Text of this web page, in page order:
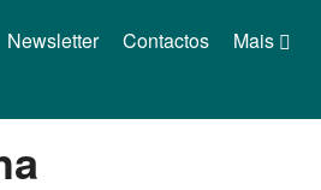
Mais
Newsletter Contactos